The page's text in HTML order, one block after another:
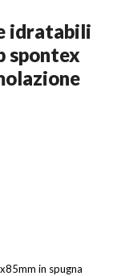
idratabili
spontex
in spugna